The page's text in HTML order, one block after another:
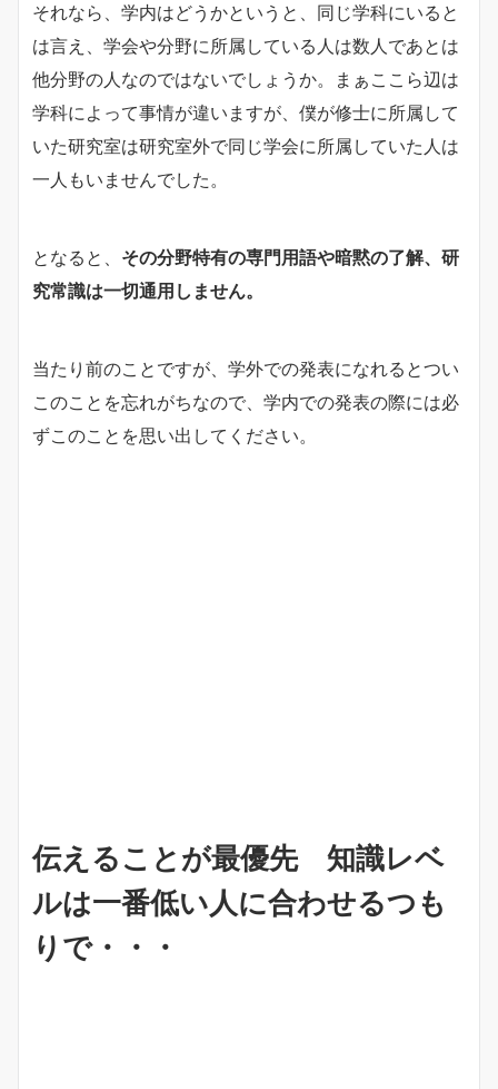
それなら、学内はどうかというと、同じ学科にいると
は言え、学会や分野に所属している人は数人であとは
他分野の人なのではないでしょうか。まぁここら辺は
学科によって事情が違いますが、僕が修士に所属して
いた研究室は研究室外で同じ学会に所属していた人は
一人もいませんでした。
となると、 その分野特有の専門用語や暗黙の了解、研
究常識は一切通用しません。
当たり前のことですが、学外での発表になれるとつい
このことを忘れがちなので、学内での発表の際には必
ずこのことを思い出してください。
伝えることが最優先 知識レベ
ルは一番低い人に合わせるつも
りで・・・